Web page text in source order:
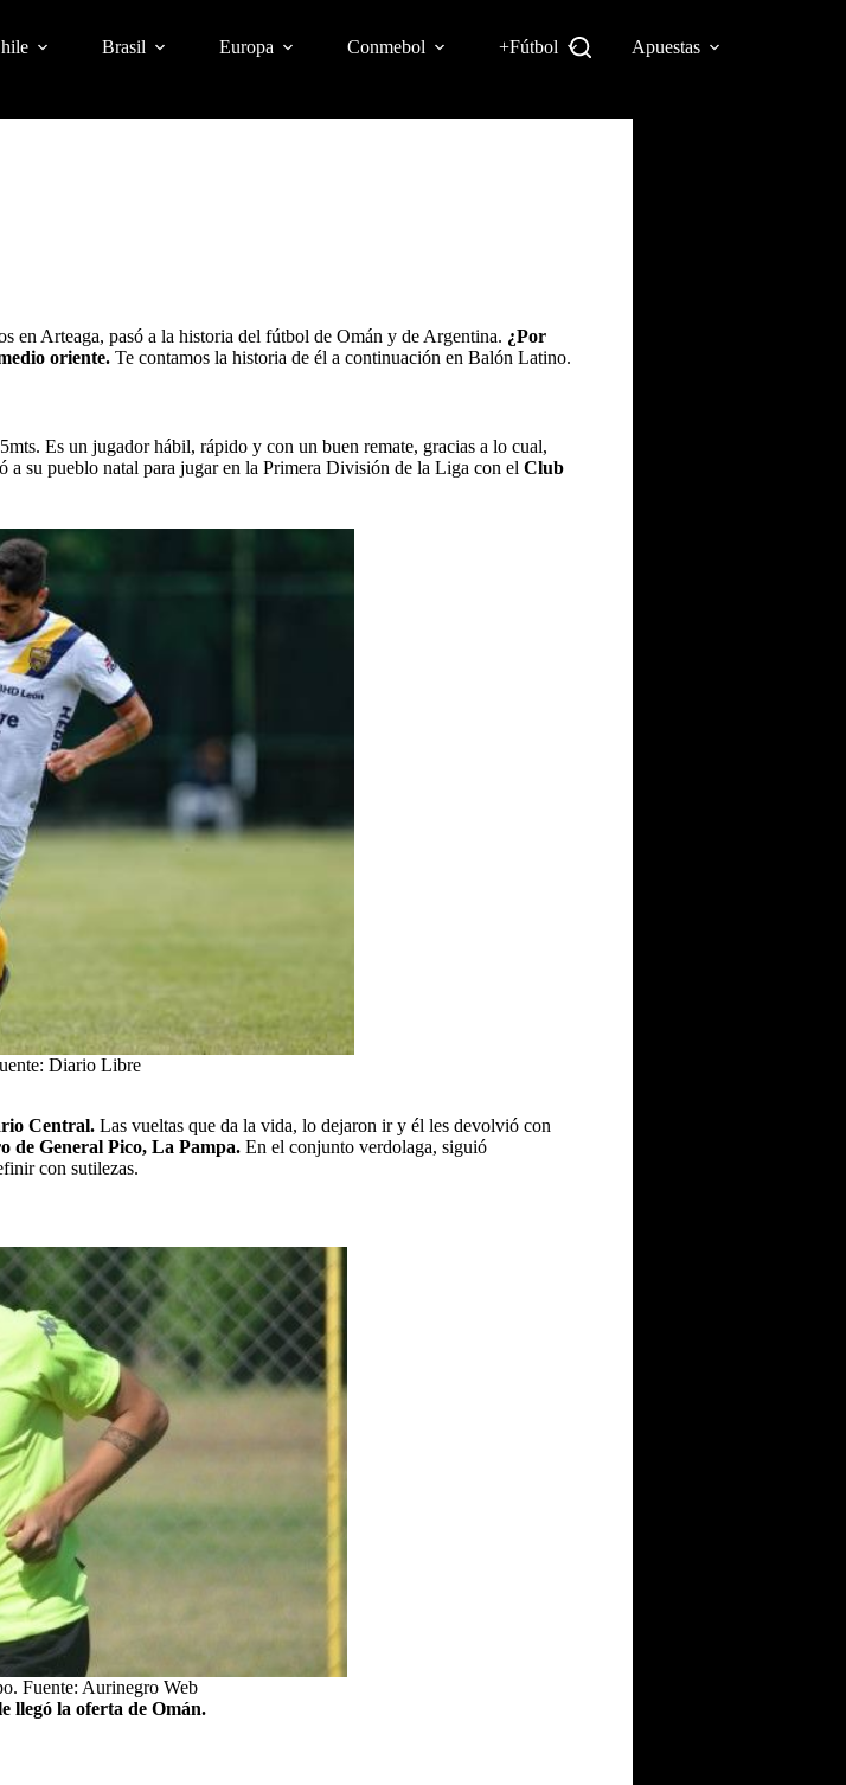
Brasil Europa Conmebol +Fútbol Apuestas
en Arteaga, pasó a la historia del fútbol de Omán y de Argentina. ¿Por
oriente. Te contamos la historia de él a continuación en Balón Latino.
Es un jugador hábil, rápido y con un buen remate, gracias a lo cual,
su pueblo natal para jugar en la Primera División de la Liga con el Club
Diario Libre
Central. Las vueltas que da la vida, lo dejaron ir y él les devolvió con
de General Pico, La Pampa. En el conjunto verdolaga, siguió
con sutilezas.
Fuente: Aurinegro Web
llegó la oferta de Omán.